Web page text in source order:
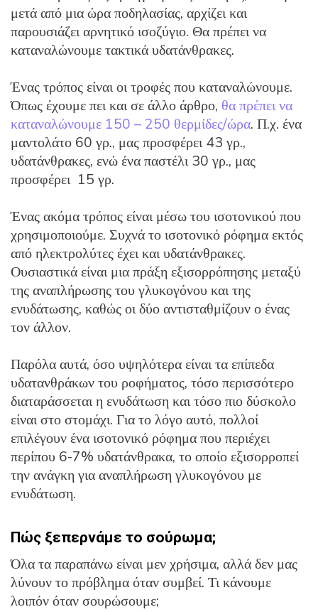
μετά από μια ώρα ποδηλασίας, αρχίζει και
παρουσιάζει αρνητικό ισοζύγιο. Θα πρέπει να
καταναλώνουμε τακτικά υδατάνθρακες.
Ένας τρόπος είναι οι τροφές που καταναλώνουμε.
Όπως έχουμε πει και σε άλλο άρθρο, θα πρέπει να
καταναλώνουμε 150 – 250 θερμίδες/ώρα. Π.χ. ένα
μαντολάτο 60 γρ., μας προσφέρει 43 γρ.,
υδατάνθρακες, ενώ ένα παστέλι 30 γρ., μας
προσφέρει 15 γρ.
Ένας ακόμα τρόπος είναι μέσω του ισοτονικού που
χρησιμοποιούμε. Συχνά το ισοτονικό ρόφημα εκτός
από ηλεκτρολύτες έχει και υδατάνθρακες.
Ουσιαστικά είναι μια πράξη εξισορρόπησης μεταξύ
της αναπλήρωσης του γλυκογόνου και της
ενυδάτωσης, καθώς οι δύο αντισταθμίζουν ο ένας
τον άλλον.
Παρόλα αυτά, όσο υψηλότερα είναι τα επίπεδα
υδατανθράκων του ροφήματος, τόσο περισσότερο
διαταράσσεται η ενυδάτωση και τόσο πιο δύσκολο
είναι στο στομάχι. Για το λόγο αυτό, πολλοί
επιλέγουν ένα ισοτονικό ρόφημα που περιέχει
περίπου 6-7% υδατάνθρακα, το οποίο εξισορροπεί
την ανάγκη για αναπλήρωση γλυκογόνου με
ενυδάτωση.
Πώς ξεπερνάμε το σούρωμα;
Όλα τα παραπάνω είναι μεν χρήσιμα, αλλά δεν μας
λύνουν το πρόβλημα όταν συμβεί. Τι κάνουμε
λοιπόν όταν σουρώσουμε;